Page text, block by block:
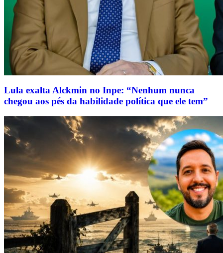
Lula exalta Alckmin no Inpe: “Nenhum nunca
chegou aos pés da habilidade política que ele tem”